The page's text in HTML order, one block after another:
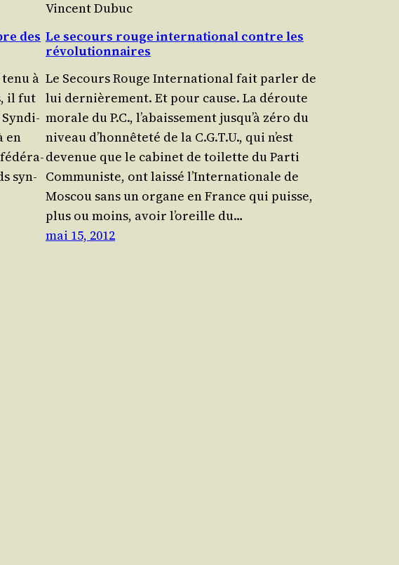
des
tenu à
il fut
Syn­di­
en
fédé­ra­
syn­
Vincent Dubuc
Le secours rouge international contre les
révolutionnaires
Le Secours Rouge Inter­na­tio­nal fait par­ler de
lui der­niè­re­ment. Et pour cause. La déroute
morale du P.C., l’a­bais­se­ment jus­qu’à zéro du
niveau d’hon­nê­te­té de la C.G.T.U., qui n’est
deve­nue que le cabi­net de toi­lette du Par­ti
Com­mu­niste, ont lais­sé l’In­ter­na­tio­nale de
Mos­cou sans un organe en France qui puisse,
plus ou moins, avoir l’o­reille du…
mai 15, 2012